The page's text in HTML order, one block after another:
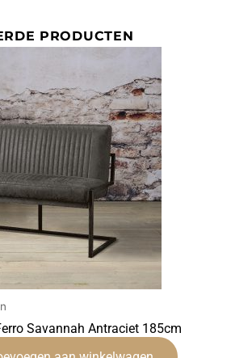
PRODUCTEN
Savannah Antraciet 185cm